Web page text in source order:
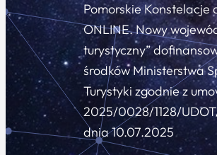
Pomorskie Konstelacje
ONLINE. Nowy
turystyczny”
środków Ministerstwa
Turystyki zgodnie z
2025/0028/1128/
dnia 10.07.2025